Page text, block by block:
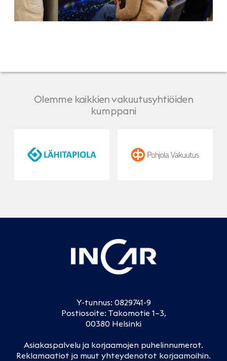
Olemme kaikkien vakuutusyhtiöiden
kumppani
LähiTapiola Pohjola
Y-tunnus: 0829741-9
Postiosoite: Takomotie 1–3,
00380 Helsinki
Asiakaspalvelu ja korjaamojen puhelinnumerot.
Reklamaatiot ja muut yhteydenotot korjaamoihin.